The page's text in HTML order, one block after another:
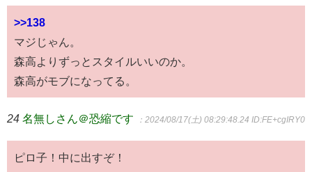
>>138
マジじゃん。
森高よりずっとスタイルいいのか。
森高がモブになってる。
24 名無しさん＠恐縮です ：2024/08/17(土) 08:29:48.24 ID:FE+cgIRY0
ピロ子！中に出すぞ！